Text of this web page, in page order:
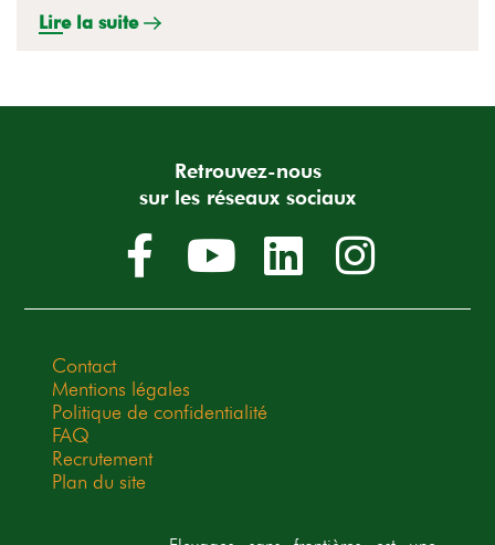
Lire la suite
Retrouvez-nous
sur les réseaux sociaux
Contact
Mentions légales
Politique de confidentialité
FAQ
Recrutement
Plan du site